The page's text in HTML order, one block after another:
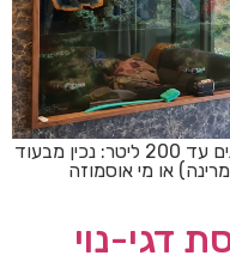
החלפת מים באקווריום מים מלוחים קטנים עד 200 ליטר: נכין מבעוד
או מי אוסמוזה
דגי-נוי